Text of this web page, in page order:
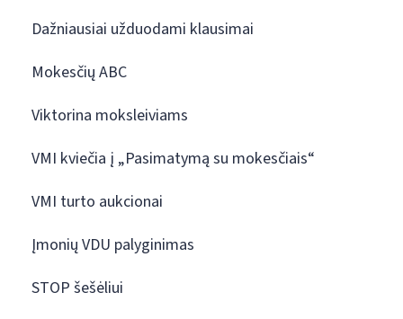
Dažniausiai užduodami klausimai
Mokesčių ABC
Viktorina moksleiviams
VMI kviečia į „Pasimatymą su mokesčiais“
VMI turto aukcionai
Įmonių VDU palyginimas
STOP šešėliui